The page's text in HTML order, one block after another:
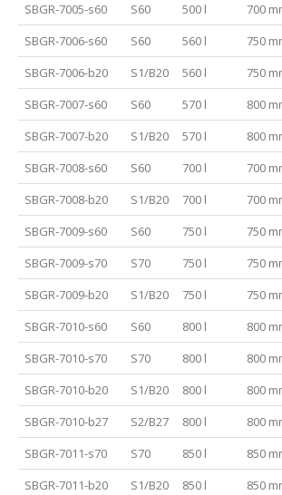
SBGR-7005-s60
S60 500 l 700
SBGR-7006-s60
S60 560 l 750
SBGR-7006-b20
S1/B20 560 l 750
SBGR-7007-s60
S60 570 l 800
SBGR-7007-b20
S1/B20 570 l 800
SBGR-7008-s60
S60 700 l 700
SBGR-7008-b20
S1/B20 700 l 700
SBGR-7009-s60
S60 750 l 750
SBGR-7009-s70
S70 750 l 750
SBGR-7009-b20
S1/B20 750 l 750
SBGR-7010-s60
S60 800 l 800
SBGR-7010-s70
S70 800 l 800
SBGR-7010-b20
S1/B20 800 l 800
SBGR-7010-b27
S2/B27 800 l 800
SBGR-7011-s70
S70 850 l 850
SBGR-7011-b20
S1/B20 850 l 850